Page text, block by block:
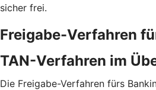
sicher frei.
Freigabe-Verfahren
TAN-Verfahren im
Die Freigabe-Verfahren fürs